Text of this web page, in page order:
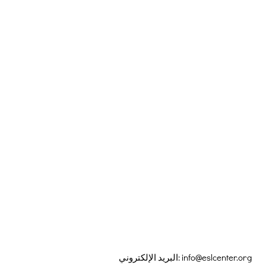
البريد الإلكتروني:info@eslcenter.org